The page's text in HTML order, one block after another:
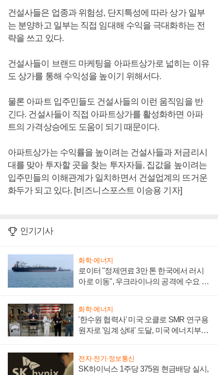
건설사들은 업종과 위험성, 단지특성에 따라 상가 일부
는 분양하고 일부는 직접 임대해 수익을 극대화하는 전
략을 쓰고 있다.
건설사들이 브랜드 마케팅을 아파트상가로 넓히는 이유
도 상가를 통해 수익성을 높이기 위해서다.
물론 아파트 입주민들도 건설사들의 이런 움직임을 반
긴다. 건설사들이 직접 아파트상가를 활성화하면 아파
트의 가격상승에도 도움이 되기 때문이다.
아파트상가는 수익률을 높이려는 건설사들과 저금리시
대를 맞아 투자할 곳을 찾는 투자자들, 집값을 높이려는
입주민들의 이해관계가 일치하면서 건설업계의 뜨거운
화두가 되고 있다. [비즈니스포스트 이승용 기자]
인기기사
화학·에너지
로이터 "정제연료 3만 톤 한국에서 러시
아로 이동", 우크라이나의 공격에 수요 늘
화학·에너지
'한수원 협력사' 미국 오클로 SMR 연구용
원자로 '임계 상태' 도달, 미국 에너지부
전자·전기·정보통신
SK하이닉스 1주당 375원 현금배당 실시,